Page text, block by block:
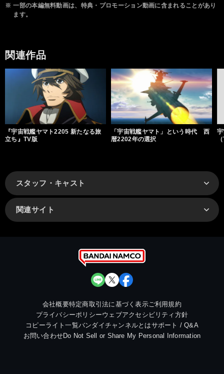
※ 一部の本編無料動画は、特典・プロモーション動画に含まれることがあり
ます。
関連作品
『宇宙戦艦ヤマト2205 新たなる旅
立ち』TV版
「宇宙戦艦ヤマト」という時代 西
暦2202年の選択
スタッフ・キャスト
関連サイト
会社概要特定商取引法に基づく表示ご利用規約
プライバシーポリシーウェブアクセシビリティ方針
コピーライト一覧バンダイチャンネルとはサポート / Q&A
お問い合わせDo Not Sell or Share My Personal Information